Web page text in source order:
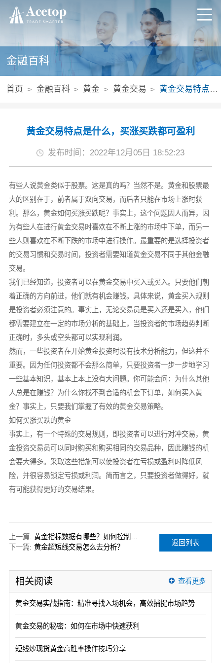
金融百科
首页 金融百科 黄金 黄金交易 黄金交易特点是什么，买涨买跌都可盈利
黄金交易特点是什么，买涨买跌都可盈利
发布时间：2022年12月05日 18:52:23
有些人说黄金类似于股票。这是真的吗？当然不是。黄金和股票最
大的区别在于，前者属于双向交易，而后者只能在市场上涨时获
利。那么，黄金如何买涨买跌呢？事实上，这个问题因人而异，因
为有些人在进行黄金交易时喜欢在不断上涨的市场中下单，而另一
些人则喜欢在不断下跌的市场中进行操作。最重要的是选择投资者
的交易习惯和交易时间，投资者需要知道黄金交易不同于其他金融
交易。
我们已经知道，投资者可以在黄金交易中买入或买入。只要他们朝
着正确的方向前进，他们就有机会赚钱。具体来说，黄金买入规则
是投资者必须注意的。事实上，无论交易员是买入还是买入，他们
都需要建立在一定的市场分析的基础上，当投资者的市场趋势判断
正确时，多头或空头都可以实现利润。
然而，一些投资者在开始黄金投资时没有技术分析能力，但这并不
重要。因为任何投资都不会那么简单，只要投资者一步一步地学习
一些基本知识，基本上本上没有大问题。你可能会问：为什么其他
人总是在赚钱？为什么你找不到合适的机会下订单，如何买入黄
金？事实上，只要我们掌握了有效的黄金交易策略。
如何买涨买跌的黄金
事实上，有一个特殊的交易规则，即投资者可以进行对冲交易，黄
金投资交易员可以同时购买和购买相同的交易品种，因此赚钱的机
会要大得多。采取这些措施可以使投资者在亏损或盈利时降低风
险，并很容易锁定亏损或利润。简而言之，只要投资者做得好，就
有可能获得更好的交易结果。
上一篇:
黄金指标数据有哪些？如何控制未来的交易市场？
下一篇: 黄金超短线交易怎么去分析？
返回列表
相关阅读 查看更多
黄金交易实战指南：精准寻找入场机会，高效捕捉市场趋势
黄金交易的秘密：如何在市场中快速获利
短线炒现货黄金高胜率操作技巧分享